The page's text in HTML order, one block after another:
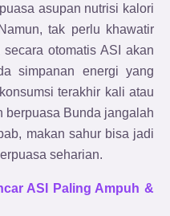
asupan nutrisi kalori
tak perlu khawatir
otomatis ASI akan
simpanan energi yang
terakhir kali atau
berpuasa Bunda jangalah
makan sahur bisa jadi
seharian.
ASI Paling Ampuh &